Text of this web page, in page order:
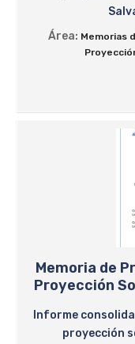
Área: Memorias
Memoria de
Proyección
Informe
proyección